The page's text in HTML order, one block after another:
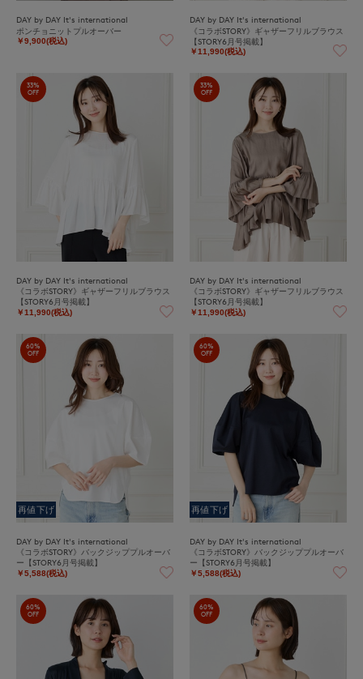
DAY by DAY It's international
ポンチョニットプルオーバー
￥9,900(税込)
DAY by DAY It's international
《コラボSTORY》ギャザーフリルブラウス
【STORY6月号掲載】
￥11,990(税込)
33%
OFF
DAY by DAY It's international
《コラボSTORY》ギャザーフリルブラウス
【STORY6月号掲載】
￥11,990(税込)
33%
OFF
DAY by DAY It's international
《コラボSTORY》ギャザーフリルブラウス
【STORY6月号掲載】
￥11,990(税込)
60%
OFF
再値下げ
DAY by DAY It's international
《コラボSTORY》バックジッププルオーバ
ー【STORY6月号掲載】
￥5,588(税込)
60%
OFF
再値下げ
DAY by DAY It's international
《コラボSTORY》バックジッププルオーバ
ー【STORY6月号掲載】
￥5,588(税込)
60%
OFF
60%
OFF